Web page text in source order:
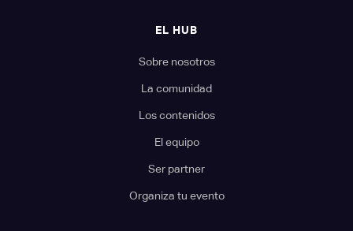
EL HUB
Sobre nosotros
La comunidad
Los contenidos
El equipo
Ser partner
Organiza tu evento